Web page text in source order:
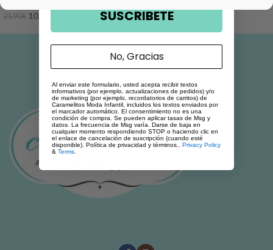
21,90€ 10,95 21,90€ 10,95
SUSCRIBETE
No, Gracias
Al enviar este formulario, usted acepta recibir textos
informativos (por ejemplo, actualizaciones de pedidos) y/o
de marketing (por ejemplo, recordatorios de carritos) de
Caramelitos Moda Infantil, incluidos los textos enviados por
el marcador automático. El consentimiento no es una
condición de compra. Se pueden aplicar tasas de Msg y
datos. La frecuencia de Msg varía. Darse de baja en
cualquier momento respondiendo STOP o haciendo clic en
el enlace de cancelación de suscripción (cuando esté
disponible). Política de privacidad y términos.. Privacy Policy
& Terms